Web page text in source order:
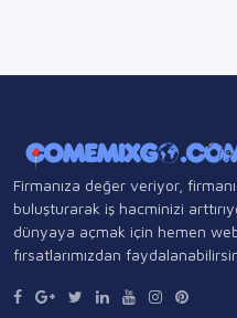
Firmanıza değer veriyor,
buluşturarak iş hacminizi
dünyaya açmak için hemen
fırsatlarımızdan